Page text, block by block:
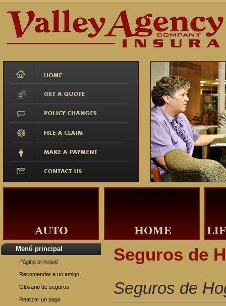
Menú principal
Página principal
Recomendar a un amigo
Glosario de seguros
Realizar un pago
Seguros de
Seguros de